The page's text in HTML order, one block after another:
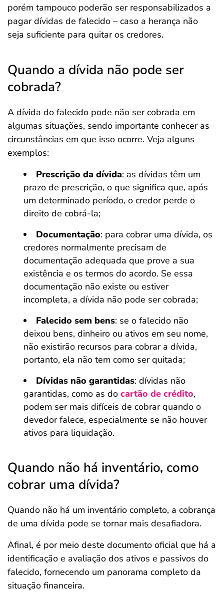
porém tampouco poderão ser responsabilizados a
pagar dívidas de falecido – caso a herança não
seja suficiente para quitar os credores.
Quando a dívida não pode ser
cobrada?
A dívida do falecido pode não ser cobrada em
algumas situações, sendo importante conhecer as
circunstâncias em que isso ocorre. Veja alguns
exemplos:
Prescrição da dívida: as dívidas têm um
prazo de prescrição, o que significa que, após
um determinado período, o credor perde o
direito de cobrá-la;
Documentação: para cobrar uma dívida, os
credores normalmente precisam de
documentação adequada que prove a sua
existência e os termos do acordo. Se essa
documentação não existe ou estiver
incompleta, a dívida não pode ser cobrada;
Falecido sem bens: se o falecido não
deixou bens, dinheiro ou ativos em seu nome,
não existirão recursos para cobrar a dívida,
portanto, ela não tem como ser quitada;
Dívidas não garantidas: dívidas não
garantidas, como as do cartão de crédito,
podem ser mais difíceis de cobrar quando o
devedor falece, especialmente se não houver
ativos para liquidação.
Quando não há inventário, como
cobrar uma dívida?
Quando não há um inventário completo, a cobrança
de uma dívida pode se tornar mais desafiadora.
Afinal, é por meio deste documento oficial que há a
identificação e avaliação dos ativos e passivos do
falecido, fornecendo um panorama completo da
situação financeira.